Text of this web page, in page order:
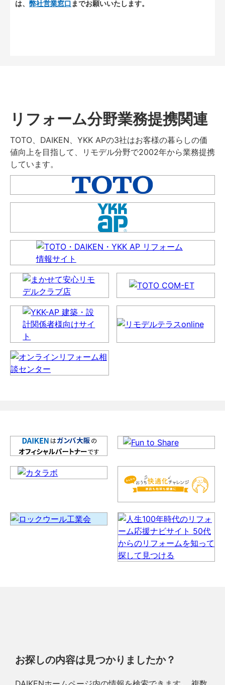
は、 弊社営業窓口 までお願いいたします。
リフォーム分野業務提携関連
TOTO、DAIKEN、YKK APの3社はお客様の暮らしの価
値向上を目指して、リモデル分野で2002年から業務提携
しています。
お探しの内容は見つかりましたか？